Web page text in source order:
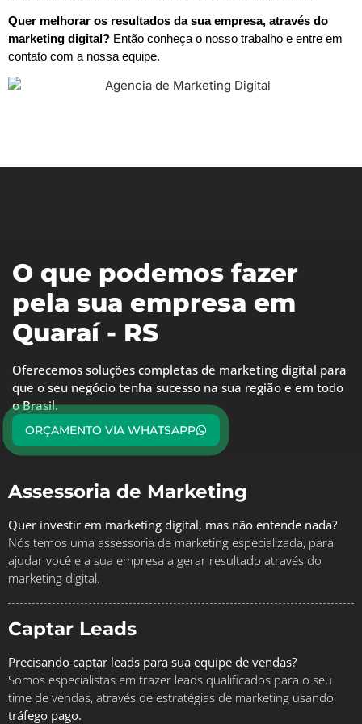
Quer melhorar os resultados da sua empresa, através do
marketing digital? Então conheça o nosso trabalho e entre em
contato com a nossa equipe.
O que podemos fazer
pela sua empresa em
Quaraí - RS
Oferecemos soluções completas de marketing digital para
que o seu negócio tenha sucesso na sua região e em todo
o Brasil.
ORÇAMENTO VIA WHATSAPP
Assessoria de Marketing
Quer investir em marketing digital, mas não entende nada?
Nós temos uma assessoria de marketing especializada, para
ajudar você e a sua empresa a gerar resultado através do
marketing digital.
Captar Leads
Precisando captar leads para sua equipe de vendas?
Somos especialistas em trazer leads qualificados para o seu
time de vendas, através de estratégias de marketing usando
tráfego pago.